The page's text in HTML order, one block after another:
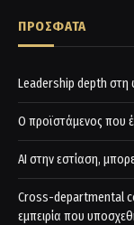
ΠΡΟΣΦΑΤΑ
Leadership depth στη
Ο προϊστάμενος που
AI στην εστίαση,
Cross-departmental
εμπειρία που